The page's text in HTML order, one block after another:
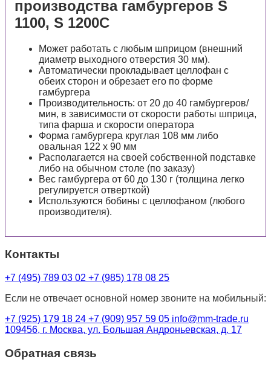
производства гамбургеров S
1100, S 1200C
Может работать с любым шприцом (внешний
диаметр выходного отверстия 30 мм).
Автоматически прокладывает целлофан с
обеих сторон и обрезает его по форме
гамбургера
Производительность: от 20 до 40 гамбургеров/
мин, в зависимости от скорости работы шприца,
типа фарша и скорости оператора
Форма гамбургера круглая 108 мм либо
овальная 122 x 90 мм
Располагается на своей собственной подставке
либо на обычном столе (по заказу)
Вес гамбургера от 60 до 130 г (толщина легко
регулируется отверткой)
Используются бобины с целлофаном (любого
производителя).
Контакты
+7 (495) 789 03 02 +7 (985) 178 08 25
Если не отвечает основной номер звоните на мобильный:
+7 (925) 179 18 24 +7 (909) 957 59 05 info@mm-trade.ru
109456, г. Москва, ул. Большая Андроньевская, д. 17
Обратная связь